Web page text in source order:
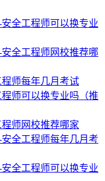
全工程师可以换专业
全工程师网校推荐哪
师每年几月考试
师可以换专业吗（推
师网校推荐哪家
全工程师每年几月考
全工程师可以换专业